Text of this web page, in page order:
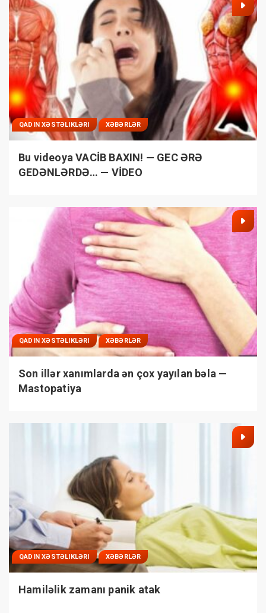
QADIN XƏSTƏLIKLƏRI XƏBƏRLƏR
Bu videoya VACİB BAXIN! — GEC ƏRƏ
GEDƏNLƏRDƏ… — VİDEO
QADIN XƏSTƏLIKLƏRI XƏBƏRLƏR
Son illər xanımlarda ən çox yayılan bəla —
Mastopatiya
QADIN XƏSTƏLIKLƏRI XƏBƏRLƏR
Hamiləlik zamanı panik atak